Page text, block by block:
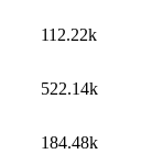
112.22k
522.14k
184.48k